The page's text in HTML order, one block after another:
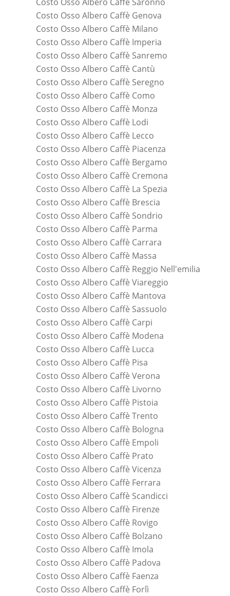
Costo Osso Albero Caffè Saronno
Costo Osso Albero Caffè Genova
Costo Osso Albero Caffè Milano
Costo Osso Albero Caffè Imperia
Costo Osso Albero Caffè Sanremo
Costo Osso Albero Caffè Cantù
Costo Osso Albero Caffè Seregno
Costo Osso Albero Caffè Como
Costo Osso Albero Caffè Monza
Costo Osso Albero Caffè Lodi
Costo Osso Albero Caffè Lecco
Costo Osso Albero Caffè Piacenza
Costo Osso Albero Caffè Bergamo
Costo Osso Albero Caffè Cremona
Costo Osso Albero Caffè La Spezia
Costo Osso Albero Caffè Brescia
Costo Osso Albero Caffè Sondrio
Costo Osso Albero Caffè Parma
Costo Osso Albero Caffè Carrara
Costo Osso Albero Caffè Massa
Costo Osso Albero Caffè Reggio Nell'emilia
Costo Osso Albero Caffè Viareggio
Costo Osso Albero Caffè Mantova
Costo Osso Albero Caffè Sassuolo
Costo Osso Albero Caffè Carpi
Costo Osso Albero Caffè Modena
Costo Osso Albero Caffè Lucca
Costo Osso Albero Caffè Pisa
Costo Osso Albero Caffè Verona
Costo Osso Albero Caffè Livorno
Costo Osso Albero Caffè Pistoia
Costo Osso Albero Caffè Trento
Costo Osso Albero Caffè Bologna
Costo Osso Albero Caffè Empoli
Costo Osso Albero Caffè Prato
Costo Osso Albero Caffè Vicenza
Costo Osso Albero Caffè Ferrara
Costo Osso Albero Caffè Scandicci
Costo Osso Albero Caffè Firenze
Costo Osso Albero Caffè Rovigo
Costo Osso Albero Caffè Bolzano
Costo Osso Albero Caffè Imola
Costo Osso Albero Caffè Padova
Costo Osso Albero Caffè Faenza
Costo Osso Albero Caffè Forlì